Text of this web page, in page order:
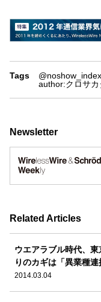
Tags @noshow_index
author:クロサカ
Newsletter
Related Articles
ウエアラブル時代、
りのカギは「異業種
2014.03.04